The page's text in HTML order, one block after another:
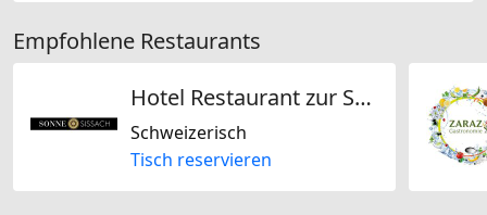
Empfohlene Restaurants
Hotel Restaurant zur Sonne AG
Schweizerisch
Tisch reservieren